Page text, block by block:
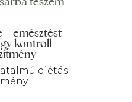
– emésztést
kontroll
diétás